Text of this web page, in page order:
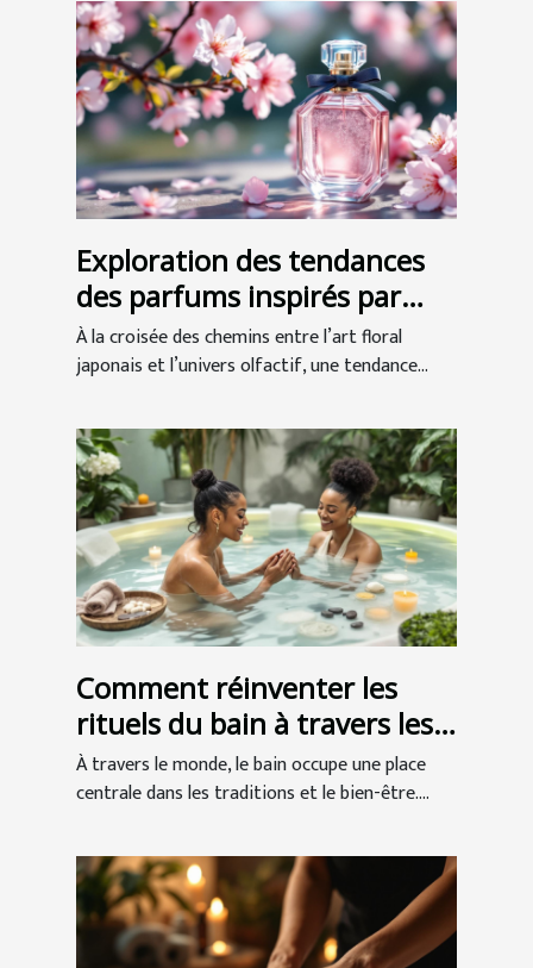
Exploration des tendances
des parfums inspirés par
l'art floral japonais
À la croisée des chemins entre l’art floral
japonais et l’univers olfactif, une tendance...
Comment réinventer les
rituels du bain à travers les
cultures ?
À travers le monde, le bain occupe une place
centrale dans les traditions et le bien-être....